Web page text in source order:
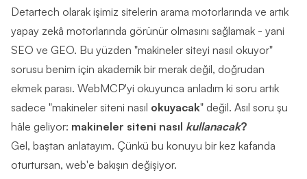
Detartech olarak işimiz sitelerin arama motorlarında ve artık
yapay zekâ motorlarında görünür olmasını sağlamak - yani
SEO ve GEO. Bu yüzden "makineler siteyi nasıl okuyor"
sorusu benim için akademik bir merak değil, doğrudan
ekmek parası. WebMCP'yi okuyunca anladım ki soru artık
sadece "makineler siteni nasıl okuyacak" değil. Asıl soru şu
hâle geliyor: makineler siteni nasıl kullanacak?
Gel, baştan anlatayım. Çünkü bu konuyu bir kez kafanda
oturtursan, web'e bakışın değişiyor.